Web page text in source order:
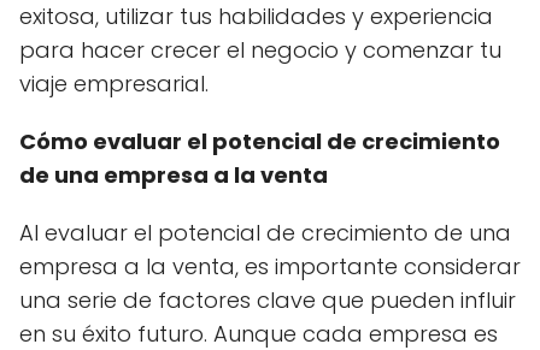
exitosa, utilizar tus habilidades y experiencia
para hacer crecer el negocio y comenzar tu
viaje empresarial.
Cómo evaluar el potencial de crecimiento
de una empresa a la venta
Al evaluar el potencial de crecimiento de una
empresa a la venta, es importante considerar
una serie de factores clave que pueden influir
en su éxito futuro. Aunque cada empresa es